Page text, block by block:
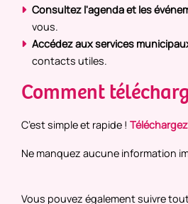
Consultez l'agenda et les
vous.
Accédez aux services
contacts utiles.
Comment
C’est simple et rapide !
Ne manquez aucune information
Vous pouvez également suivre